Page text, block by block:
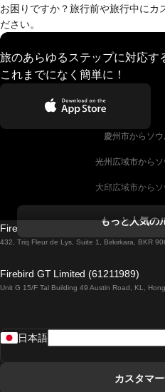
お困りですか？旅行前や旅行中にカ
ださい。
旅のあらゆるステップに対応
これまでになく簡単に！
慶州市からソ
光州広域市から
大邱広域市から
ダブリンからゴール
ローマからナポ
もっと人気の
Firebird GT Limited (OC 1451)
432, Triq Fleur de Lys, Suite 1, Birkirkara, BKR
Firebird GT Limited (61211989)
Unit G 15/F Tal Building 49 Austin Road, KL,
日本語
カスタマ